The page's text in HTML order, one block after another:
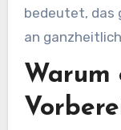
bedeutet, das
an
Warum